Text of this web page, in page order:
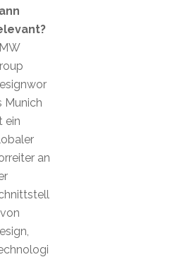
Munich
ein
an